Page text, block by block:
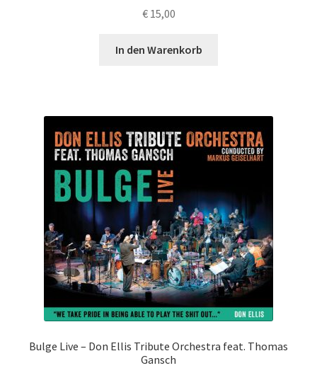
€15,00
In den Warenkorb
Bulge Live – Don Ellis Tribute Orchestra feat. Thomas
Gansch